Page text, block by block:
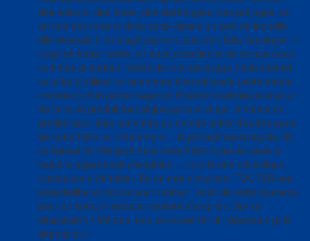
des valeurs, des idées, des stéréotypes, des préjugés, en
un mot des mœurs de la socio-classe au sein de laquelle
elle évoluait. Il ne s’agit pas non plus d’en faire l’apologie. Il
s’agit en toute liberté, en toute conscience de ce que nous
sommes et surtout libérés de tout esclavage (mais mental
celui-là) d’utiliser la renommée internationale (voire même
mondiale) d’un personnage de l’histoire martiniquaise pour
en faire un produit touristique porteur et par là même en
profiter pour faire connaître au monde entier d’autres pans
de notre histoire, notamment… la période esclavagiste. Et,
ce faisant, le rôle joué dans cette histoire par la caste à
laquelle appartenait Joséphine… il y a là une dialectique
fructueuse à défricher. En un mot d’exploiter TOUTES nos
potentialités et atouts pour redorer l’éclat de notre tourisme
pour en faire un secteur créateur d’emplois. Dot ka
eksplwaté’y ! Mé nou, nou za koupé tèt -li ! Apwézan yo lé
dépotjolé’y !